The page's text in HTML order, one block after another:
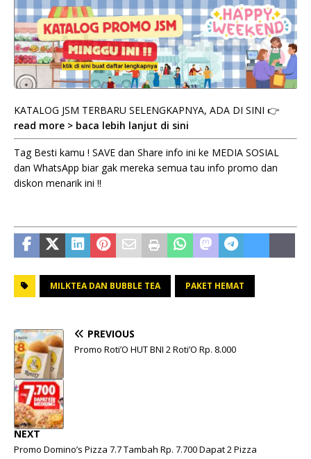
KATALOG JSM TERBARU SELENGKAPNYA, ADA DI SINI 👉
read more > baca lebih lanjut di sini
Tag Besti kamu ! SAVE dan Share info ini ke MEDIA SOSIAL
dan WhatsApp biar gak mereka semua tau info promo dan
diskon menarik ini !!
MILKTEA DAN BUBBLE TEA PAKET HEMAT
PREVIOUS
Promo Roti’O HUT BNI 2 Roti’O Rp. 8.000
NEXT
Promo Domino’s Pizza 7.7 Tambah Rp. 7.700 Dapat 2 Pizza